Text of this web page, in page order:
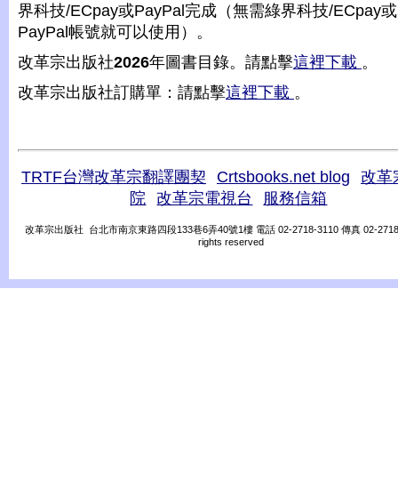
界科技/ECpay或PayPal完成（無需綠界科技/ECpay或
PayPal帳號就可以使用）。
改革宗出版社2026年圖書目錄。請點擊這裡下載 。
改革宗出版社訂購單：請點擊這裡下載 。
TRTF台灣改革宗翻譯團契 Crtsbooks.net blog
改革
院
改革宗電視台 服務信箱
改革宗出版社 台北市南京東路四段133巷6弄40號1樓 電話 02-2718-3110 傳真 02-
rights reserved